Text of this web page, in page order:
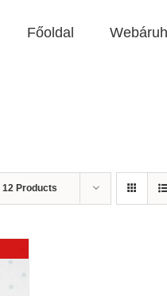
Főoldal
12 Products